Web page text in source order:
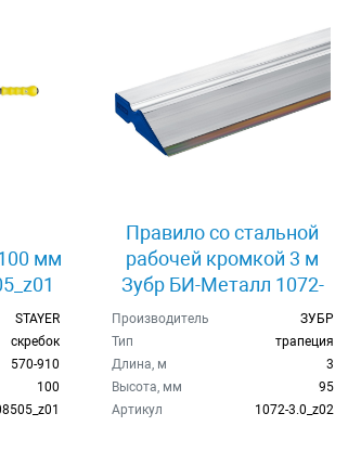
мм
STAYER
скребок
570-910
100
Правило со стальной
рабочей кромкой 3 м
Зубр БИ-Металл 1072-
3.0_z02
Производитель
ЗУБР
Тип
трапеция
Длина, м
3
Высота, мм
95
Артикул
1072-3.0_z02